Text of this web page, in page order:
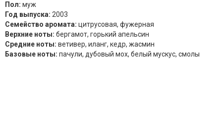
Пол: муж
Год выпуска: 2003
Семейство аромата: цитрусовая, фужерная
Верхние ноты: бергамот, горький апельсин
Средние ноты: ветивер, иланг, кедр, жасмин
Базовые ноты: пачули, дубовый мох, белый мускус, cмолы